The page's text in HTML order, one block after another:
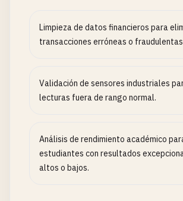
Limpieza de datos financieros para
transacciones erróneas o
Validación de sensores industriales
lecturas fuera de rango normal.
Análisis de rendimiento académico
estudiantes con resultados
altos o bajos.